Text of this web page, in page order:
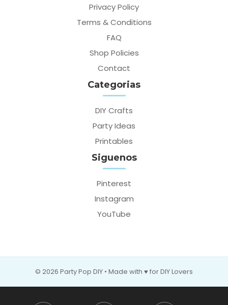
Privacy Policy
Terms & Conditions
FAQ
Shop Policies
Contact
Categorias
DIY Crafts
Party Ideas
Printables
Siguenos
Pinterest
Instagram
YouTube
© 2026 Party Pop DIY • Made with ♥ for DIY Lovers